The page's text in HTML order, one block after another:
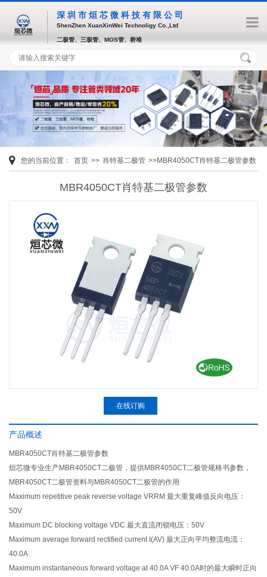
深圳市烜芯微科技有限公司
ShenZhen XuanXinWei Technoligy Co.,Ltd
二极管、三极管、MOS管、桥堆
您的当前位置： 首页 >> 肖特基二极管 >>MBR4050CT肖特基二极管参数
MBR4050CT肖特基二极管参数
在线订购
产品概述
MBR4050CT肖特基二极管参数
烜芯微专业生产MBR4050CT二极管，提供MBR4050CT二极管规格书参数，
MBR4050CT二极管资料与MBR4050CT二极管的作用
Maximum repetitive peak reverse voltage VRRM 最大重复峰值反向电压：
50V
Maximum DC blocking voltage VDC 最大直流闭锁电压：50V
Maximum average forward rectified current I(AV) 最大正向平均整流电流：
40.0A
Maximum instantaneous forward voltage at 40.0A VF 40.0A时的最大瞬时正向